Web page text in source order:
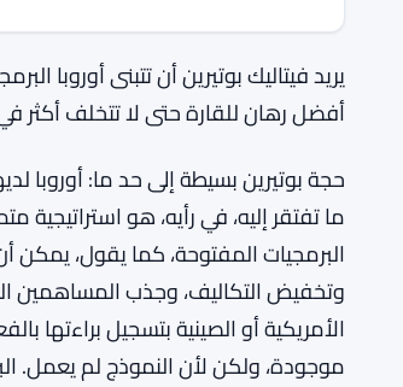
يريد فيتاليك بوتيرين أن تتبنى أوروبا
أفضل رهان للقارة حتى لا تتخلف أكثر
حجة بوتيرين بسيطة إلى حد ما: أوروبا
ما تفتقر إليه، في رأيه، هو
البرمجيات المفتوحة، كما يقول، يمكن
وتخفيض التكاليف، وجذب المساهمين
الأمريكية أو الصينية بتسجيل
موجودة، ولكن لأن النموذج لم يعمل.